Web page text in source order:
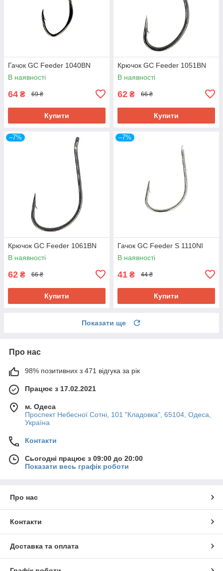
Гачок GC Feeder 1040BN
В наявності
64 ₴ 69 ₴
Купити
Крючок GC Feeder 1051BN
В наявності
62 ₴ 66 ₴
Купити
–7%
Крючок GC Feeder 1061BN
В наявності
62 ₴ 66 ₴
Купити
–7%
Гачок GC Feeder S 1110NI
В наявності
41 ₴ 44 ₴
Купити
Показати ще
Про нас
98% позитивних з 471 відгука за рік
Працює з 17.02.2021
м. Одеса
Проспект Небесної Сотні, 101 "Кладовка", 65104, Одеса,
Україна
Контакти
Сьогодні працює з 09:00 до 20:00
Показати весь графік роботи
Про нас
Контакти
Доставка та оплата